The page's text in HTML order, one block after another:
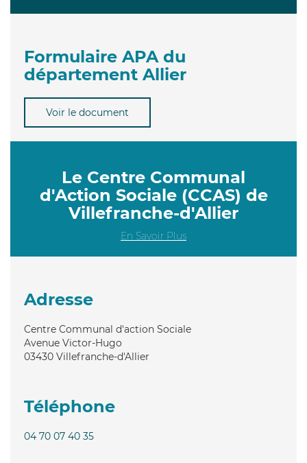
Formulaire APA du
département Allier
Voir le document
Le Centre Communal
d'Action Sociale (CCAS) de
Villefranche-d'Allier
En Savoir Plus
Adresse
Centre Communal d'action Sociale
Avenue Victor-Hugo
03430 Villefranche-d'Allier
Téléphone
04 70 07 40 35